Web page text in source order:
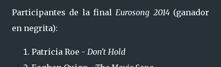
Participantes de la finalEurosong 2014(ganador
en negrita):
Patricia Roe - Don't Hold